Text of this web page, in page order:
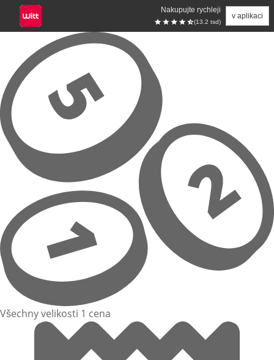
Nakupujte rychleji
(13.2 tsd)
v aplikaci
Přeskočit na hlavní obsah
Všechny velikosti 1 cena